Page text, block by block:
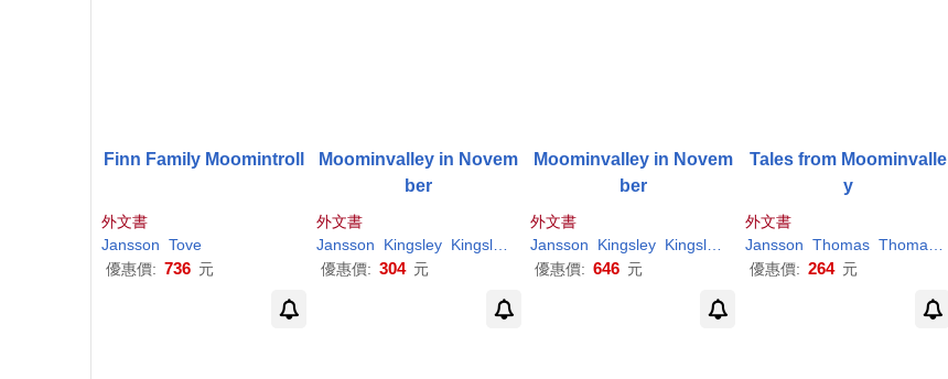
Finn Family Moomintroll
外文書
Jansson Tove
優惠價: 736 元
Moominvalley in Novem
ber
外文書
Jansson
Kingsley Kingsley (TRN)/ Hart Tove/ Hart
優惠價: 304 元
Moominvalley in Novem
ber
外文書
Jansson
Kingsley Kingsley (TRN)/ Hart Tove/ Hart
優惠價: 646 元
Tales from Moominvalle
y
外文書
Jansson Thomas Thomas (TRN)/ Warburton
優惠價: 264 元